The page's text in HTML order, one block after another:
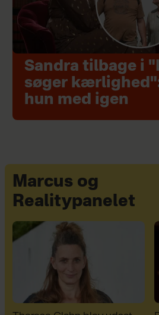
Sandra tilbage i
søger
hun med igen
Marcus og
Realitypanelet